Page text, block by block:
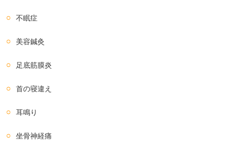
不眠症
美容鍼灸
足底筋膜炎
首の寝違え
耳鳴り
坐骨神経痛